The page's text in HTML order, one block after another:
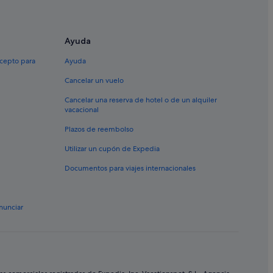
para
Ayuda
Ayuda
Cancelar un vuelo
Cancelar una reserva de hotel o de un alquiler
vacacional
Plazos de reembolso
Utilizar un cupón de Expedia
Documentos para viajes internacionales